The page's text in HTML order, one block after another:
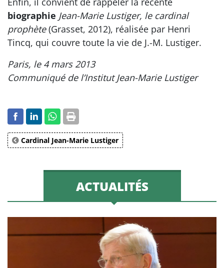
biographie Jean-Marie Lustiger, le cardinal
prophète(Grasset, 2012), réalisée par Henri
Tincq, qui couvre toute la vie de J.-M. Lustiger.
Paris, le 4 mars 2013
Communiqué de l’Institut Jean-Marie Lustiger
Cardinal Jean-Marie Lustiger
ACTUALITÉS